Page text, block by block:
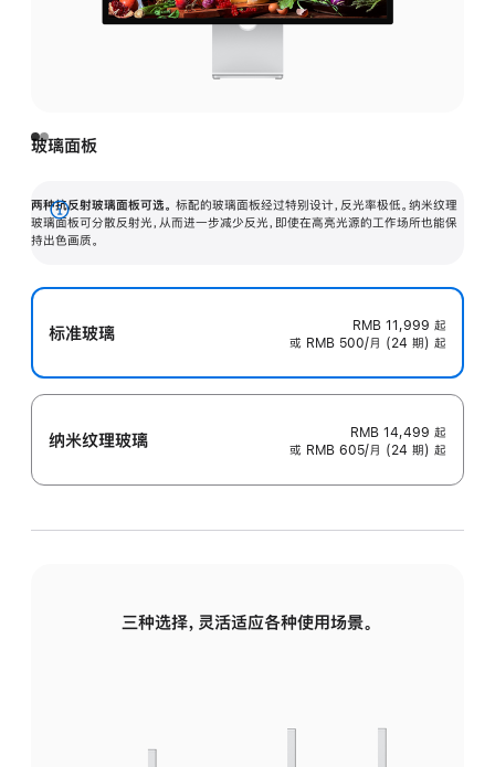
玻璃面板
两种抗反射玻璃面板可选。 标配的玻璃面板经过特别设计，反光率极低。纳米纹理
玻璃面板可分散反射光，从而进一步减少反光，即使在高亮光源的工作场所也能保
持出色画质。
展
开
标准玻璃 RMB 11,999 起
或 RMB 500/月 (24 期) 起
纳米纹理玻璃 RMB 14,499 起
或 RMB 605/月 (24 期) 起
三种选择，灵活适应各种使用场景。